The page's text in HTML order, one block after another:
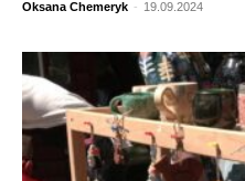
Oksana Chemeryk - 19.09.2024